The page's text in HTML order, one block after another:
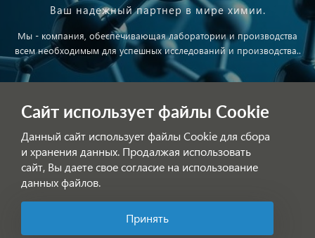
Ваш надежный партнер в мире химии.
Мы - компания, обеспечивающая лаборатории и производства
всем необходимым для успешных исследований и производства..
Обработка персональных данных
© АО ВЕКТОН 2025
Сайт использует файлы Cookie
Данный сайт использует файлы Cookie для сбора
и хранения данных. Продалжая использовать
сайт, Вы даете свое согласие на использование
данных файлов.
Принять